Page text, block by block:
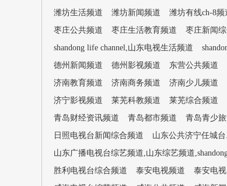
潍坊生活频道
潍坊新闻频道 潍坊有线ch-8频
枣庄公共频道
枣庄生活教育频道 枣庄新闻
shandong life channel,山东电视生活频道
德州新闻频道
德州影视频道 东营公共频道
济南教育频道
济南商务频道 济南少儿频道
济宁影视频道
莱芜科教频道 莱芜综合频道
青岛财经资讯频道
青岛都市频道 青岛青少
日照电视台新闻综合频道
山东公共济宁任城
山东广播电视台综艺频道,山东综艺频道
胜利电视台综合频道
泰安电视频道 泰安电